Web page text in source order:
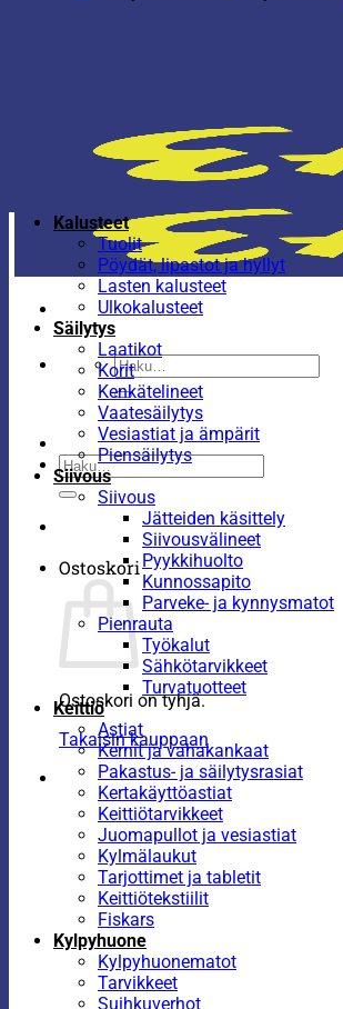
Etsi:
Etsi:
Ostoskori
Ostoskori on tyhjä.
Takaisin kauppaan
Kalusteet
Tuolit
Pöydät, lipastot ja hyllyt
Lasten kalusteet
Ulkokalusteet
Säilytys
Laatikot
Korit
Kenkätelineet
Vaatesäilytys
Vesiastiat ja ämpärit
Piensäilytys
Siivous
Siivous
Jätteiden käsittely
Siivousvälineet
Pyykkihuolto
Kunnossapito
Parveke- ja kynnysmatot
Pienrauta
Työkalut
Sähkötarvikkeet
Turvatuotteet
Keittiö
Astiat
Kernit ja vahakankaat
Pakastus- ja säilytysrasiat
Kertakäyttöastiat
Keittiötarvikkeet
Juomapullot ja vesiastiat
Kylmälaukut
Tarjottimet ja tabletit
Keittiötekstiilit
Fiskars
Kylpyhuone
Kylpyhuonematot
Tarvikkeet
Suihkuverhot